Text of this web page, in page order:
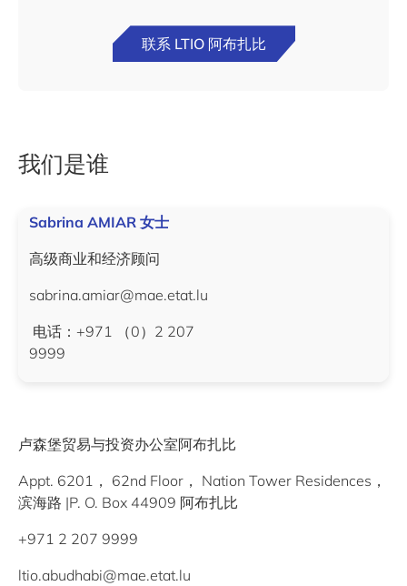
联系 LTIO 阿布扎比
我们是谁
Sabrina AMIAR 女士
高级商业和经济顾问
sabrina.amiar@mae.etat.lu
电话：+971 （0）2 207
9999
卢森堡贸易与投资办公室阿布扎比
Appt. 6201， 62nd Floor， Nation Tower Residences，
滨海路 |P. O. Box 44909 阿布扎比
+971 2 207 9999
ltio.abudhabi@mae.etat.lu